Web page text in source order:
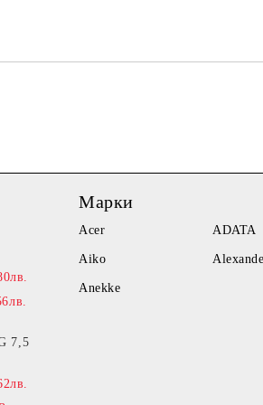
7,5
Марки
Acer ADATA
Aiko
Anekke